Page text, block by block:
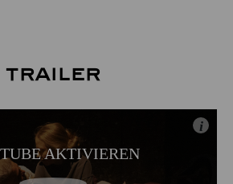
Trailer
AKTIVIEREN
i